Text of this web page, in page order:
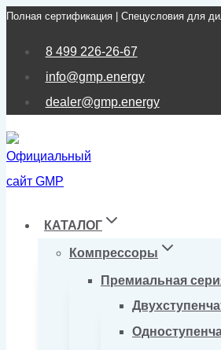
Перейти
Полная сертификация | Спецусловия для
8 499 226-26-67
info@gmp.energy
dealer@gmp.energy
КАТАЛОГ
Компрессоры
Премиальная